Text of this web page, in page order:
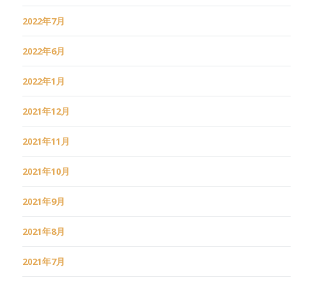
2022年7月
2022年6月
2022年1月
2021年12月
2021年11月
2021年10月
2021年9月
2021年8月
2021年7月